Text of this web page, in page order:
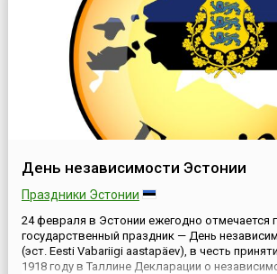
День независимости Эстонии
Праздники Эстонии
24 февраля в Эстонии ежегодно отмечается
государственный праздник — День
(эст. Eesti Vabariigi aastapäev), в честь
1918 году в Таллине Декларации о